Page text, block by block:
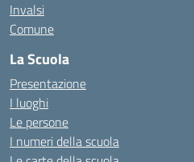
Invalsi
Comune
La Scuola
Presentazione
I luoghi
Le persone
I numeri della scuola